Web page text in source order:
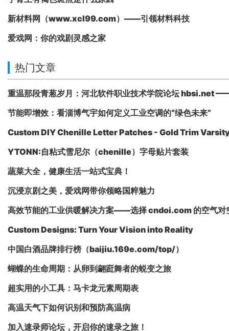
新材料网（www.xcl99.com）——引领材料科技
爱戏网：你的戏剧灵感之家
热门文章
重温那段青葱岁月：河北软件职业技术学院论坛 hbsi.net
节能即增效：看淄博气宇如何定义工业空调的“绿色未来”
Custom DIY Chenille Letter Patches - Gold Trim
YTONN:自粘式雪尼尔（chenille）字母贴片套装
蔬菜大全，健康生活一站式宝典！
沉浸京剧之美，爱戏网带你领略国粹魅力
高效节能的工业供暖解决方案——选择 cndoi.com 的空气对
Custom Designs: Turn Your Vision into Reality
中国白酒品牌排行榜（baijiu.169e.com/top/）
蝴蝶的生命周期：从卵到翩跹舞者的蜕变之旅
超实用的小工具：马卡龙元素周期表
高温天气下如何识别和预防高温病
加入速录师论坛，开启你的速录之旅！